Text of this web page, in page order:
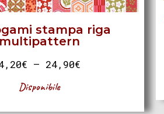
stampa riga
multipattern
€ – 24,90€
Disponibile